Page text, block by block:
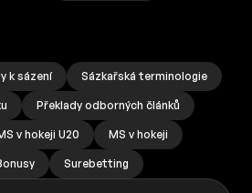
k sázení Sázkařská terminologie
Překlady odborných článků
v hokeji U20 MS v hokeji
Surebetting